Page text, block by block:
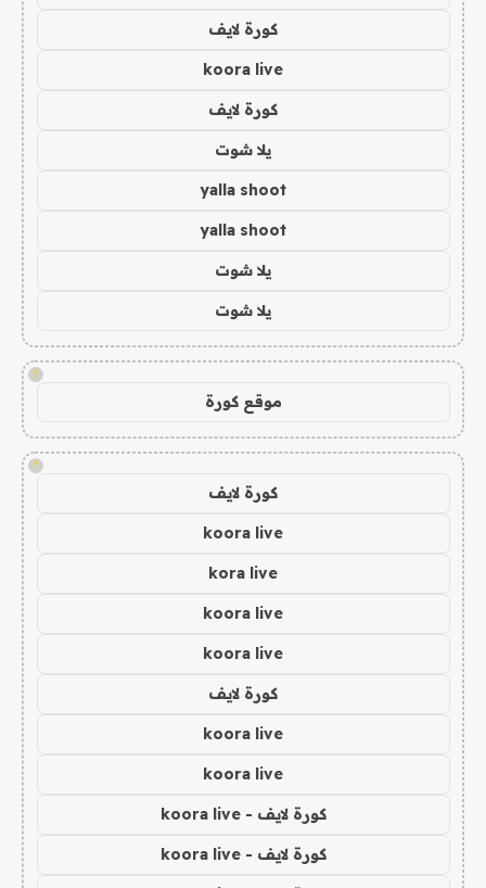
كورة لايف
koora live
كورة لايف
يلا شوت
yalla shoot
yalla shoot
يلا شوت
يلا شوت
!
موقع كورة
!
كورة لايف
koora live
kora live
koora live
koora live
كورة لايف
koora live
koora live
كورة لايف - koora live
كورة لايف - koora live